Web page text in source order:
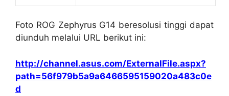
d
Categories
Gadjet
Menggunakan Software Akuntansi Online
Jangan Sampai Ketinggalan Zaman, Yuk Cek